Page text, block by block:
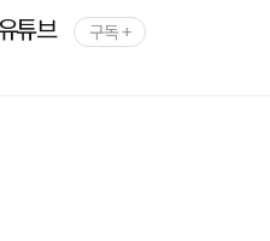
튜브 구독 +